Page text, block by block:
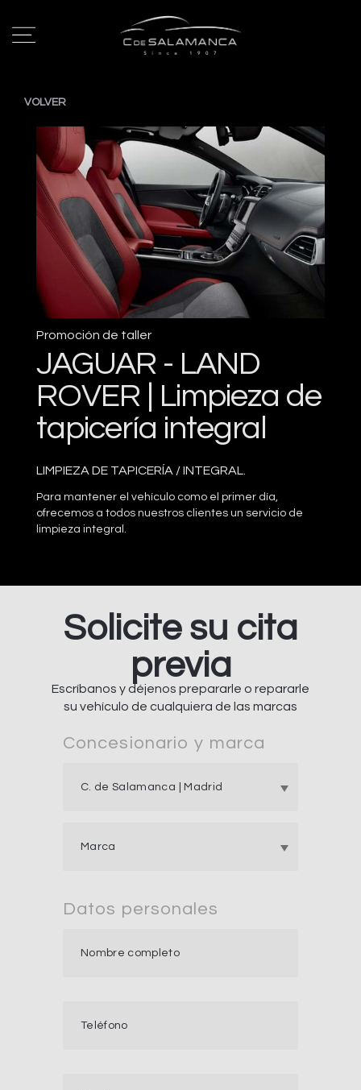
VOLVER
Promoción de taller
JAGUAR - LAND
ROVER | Limpieza de
tapicería integral
LIMPIEZA DE TAPICERÍA / INTEGRAL.
Para mantener el vehículo como el primer día,
ofrecemos a todos nuestros clientes un servicio de
limpieza integral.
Solicite su cita
previa
Escríbanos y déjenos prepararle o repararle
su vehículo de cualquiera de las marcas
Concesionario y marca
Datos personales